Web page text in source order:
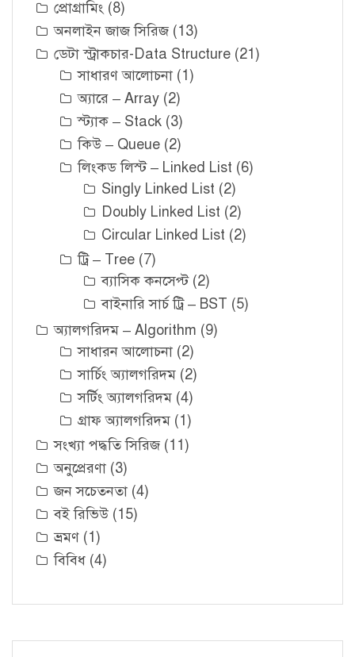
প্রোগ্রামিং (8)
অনলাইন জাজ সিরিজ (13)
ডেটা স্ট্রাকচার-Data Structure (21)
সাধারণ আলোচনা (1)
অ্যারে – Array (2)
স্ট্যাক – Stack (3)
কিউ – Queue (2)
লিংকড লিস্ট – Linked List (6)
Singly Linked List (2)
Doubly Linked List (2)
Circular Linked List (2)
ট্রি – Tree (7)
ব্যাসিক কনসেপ্ট(2)
বাইনারি সার্চ ট্রি – BST (5)
অ্যালগরিদম – Algorithm (9)
সাধারন আলোচনা (2)
সার্চিং অ্যালগরিদম (2)
সর্টিং অ্যালগরিদম (4)
গ্রাফ অ্যালগরিদম (1)
সংখ্যা পদ্ধতি সিরিজ (11)
অনুপ্রেরণা (3)
জন সচেতনতা (4)
বই রিভিউ (15)
ভ্রমণ (1)
বিবিধ (4)